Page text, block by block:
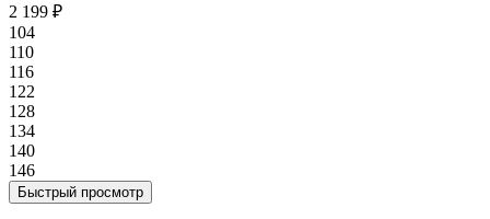
2 199 ₽
104
110
116
122
128
134
140
146
Быстрый просмотр